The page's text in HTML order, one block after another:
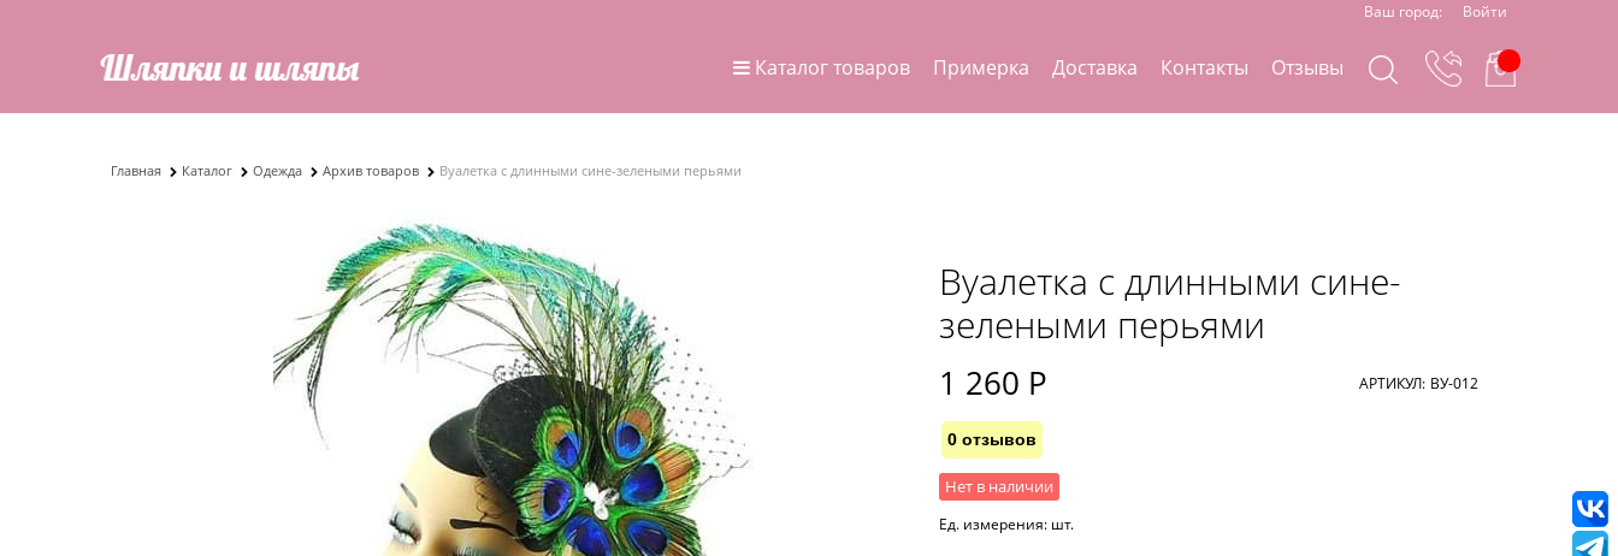
Ваш город: Войти
Каталог товаров Примерка Доставка Контакты Отзывы
Главная Каталог Одежда Архив товаров Вуалетка с длинными сине-зелеными перьями
Вуалетка с длинными сине-
зелеными перьями
1 260 Р АРТИКУЛ: ВУ-012
0 отзывов
Нет в наличии
Ед. измерения: шт.